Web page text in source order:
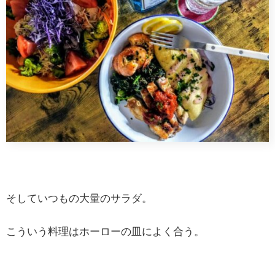
そしていつもの大量のサラダ。
こういう料理はホーローの皿によく合う。